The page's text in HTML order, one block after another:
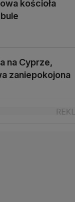
kościoła
na Cyprze,
zaniepokojona